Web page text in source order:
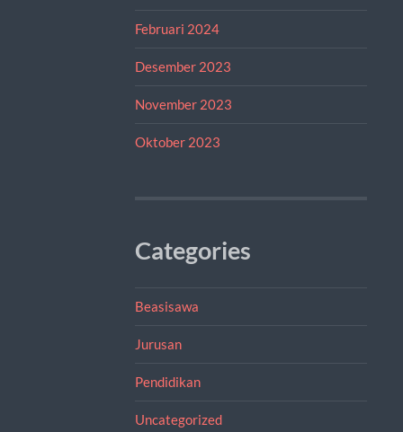
Februari 2024
Desember 2023
November 2023
Oktober 2023
Categories
Beasisawa
Jurusan
Pendidikan
Uncategorized